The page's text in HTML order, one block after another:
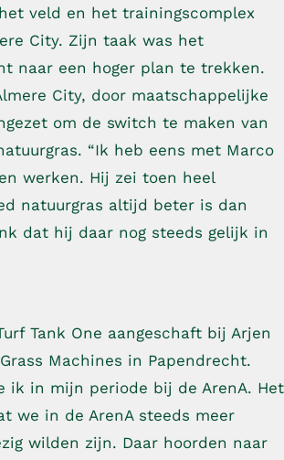
veld en het trainingscomplex
City. Zijn taak was het
naar een hoger plan te trekken.
City, door maatschappelijke
om de switch te maken van
“Ik heb eens met Marco
werken. Hij zei toen heel
natuurgras altijd beter is dan
dat hij daar nog steeds gelijk in
Tank One aangeschaft bij Arjen
Machines in Papendrecht.
ik in mijn periode bij de ArenA. Het
we in de ArenA steeds meer
wilden zijn. Daar hoorden naar